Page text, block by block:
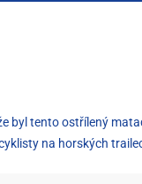
tento ostřílený
na horských